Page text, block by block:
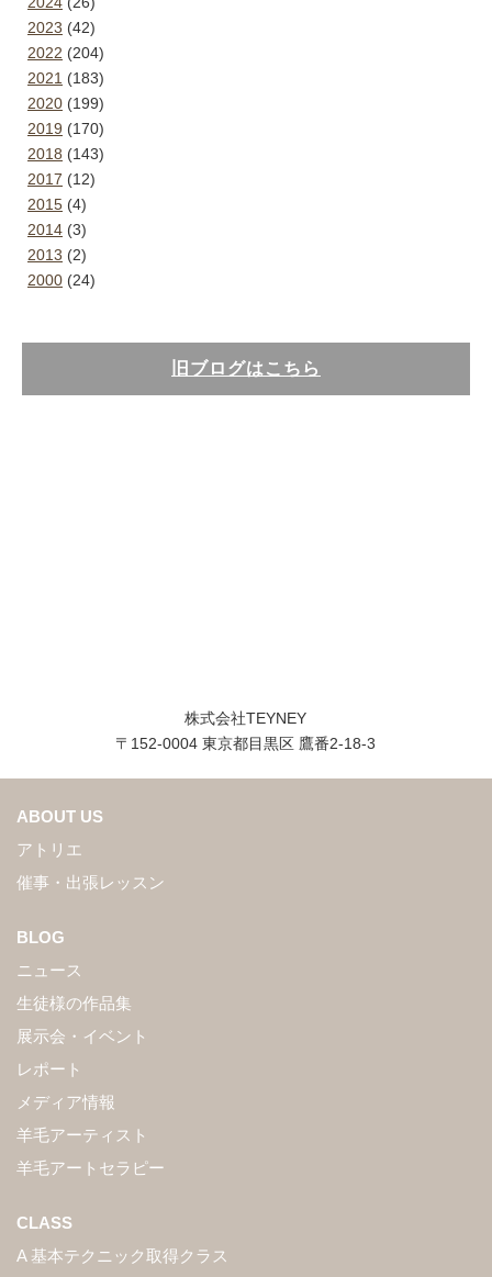
2023 (42)
2022 (204)
2021 (183)
2020 (199)
2019 (170)
2018 (143)
2017 (12)
2015 (4)
2014 (3)
2013 (2)
2000 (24)
旧ブログはこちら
株式会社TEYNEY
〒152-0004 東京都目黒区 鷹番2-18-3
ABOUT US
アトリエ
催事・出張レッスン
BLOG
ニュース
生徒様の作品集
展示会・イベント
レポート
メディア情報
羊毛アーティスト
羊毛アートセラピー
CLASS
A 基本テクニック取得クラス